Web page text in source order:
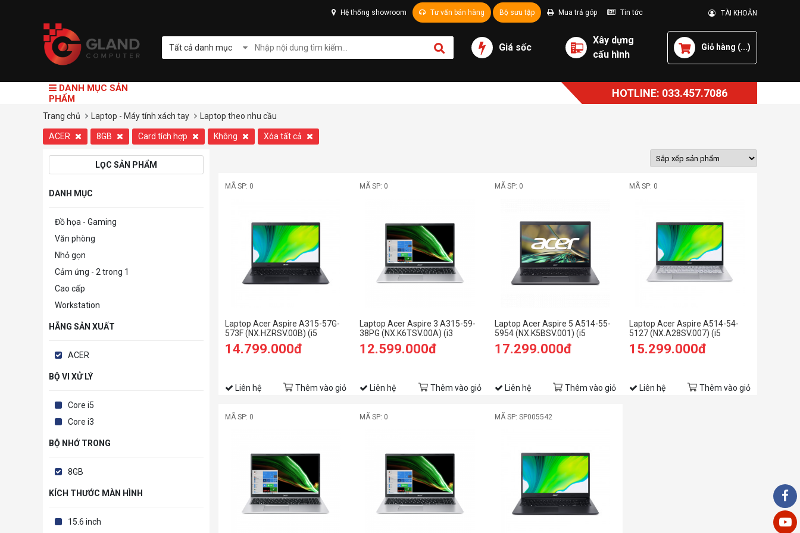
Hệ thống showroom Tư vấn bán hàng Bộ sưu tập Mua trả góp Tin tức TÀI KHOẢN
Tất cả danh mục Giá sốc
Xây dựng
cấu hình
Giỏ hàng (...)
DANH MỤC SẢN
PHẨM
HOTLINE: 033.457.7086
Trang chủ Laptop - Máy tính xách tay Laptop theo nhu cầu
ACER 8GB Card tích hợp Không Xóa tất cả
LỌC SẢN PHẨM
DANH MỤC
Đồ họa - Gaming
Văn phòng
Nhỏ gọn
Cảm ứng - 2 trong 1
Cao cấp
Workstation
HÃNG SẢN XUẤT
ACER
BỘ VI XỬ LÝ
Core i5
Core i3
BỘ NHỚ TRONG
8GB
KÍCH THƯỚC MÀN HÌNH
15.6 inch
MÃ SP: 0
Laptop Acer Aspire A315-57G-
573F (NX.HZRSV.00B) (i5
1035G1/8GBRAM/512GB
SSD/MX330 2G/15.6 inch FHD/
14.799.000đ
Liên hệ Thêm vào giỏ
MÃ SP: 0
Laptop Acer Aspire 3 A315-59-
38PG (NX.K6TSV.00A) (i3
1215U/8GB RAM/512GB
SSD/15.6 inch FHD/Win 11/Bạc)
12.599.000đ
Liên hệ Thêm vào giỏ
MÃ SP: 0
Laptop Acer Aspire 5 A514-55-
5954 (NX.K5BSV.001) (i5
1235U/8GB RAM/512GB
SSD/14.0 inch FHD/Win11/Xám)
17.299.000đ
Liên hệ Thêm vào giỏ
MÃ SP: 0
Laptop Acer Aspire A514-54-
5127 (NX.A28SV.007) (i5
1135G7/8GB RAM/512GB
SSD/14.0 inch FHD/Win11/Bạc)
15.299.000đ
Liên hệ Thêm vào giỏ
MÃ SP: 0 MÃ SP: 0 MÃ SP: SP005542